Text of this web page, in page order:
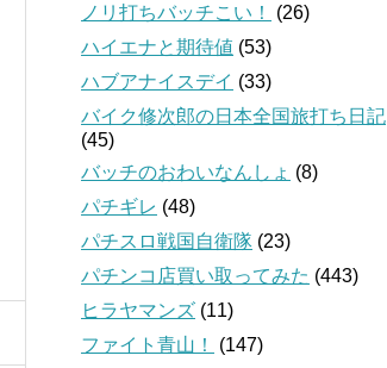
ノリ打ちバッチこい！
(26)
ハイエナと期待値 (53)
ハブアナイスデイ (33)
バイク修次郎の日本全国旅打ち日記
(45)
バッチのおわいなんしょ (8)
パチギレ (48)
パチスロ戦国自衛隊 (23)
パチンコ店買い取ってみた (443)
ヒラヤマンズ (11)
ファイト青山！
(147)